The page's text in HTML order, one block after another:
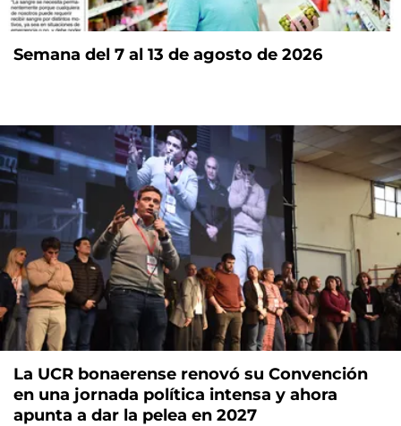
Semana del 7 al 13 de agosto de 2026
La UCR bonaerense renovó su Convención
en una jornada política intensa y ahora
apunta a dar la pelea en 2027